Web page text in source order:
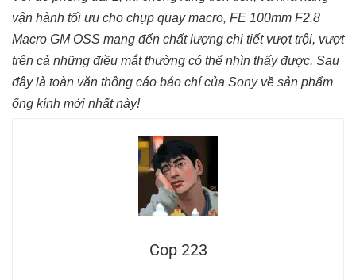
vận hành tối ưu cho chụp quay macro, FE 100mm F2.8
Macro GM OSS mang đến chất lượng chi tiết vượt trội, vượt
trên cả những điều mắt thường có thể nhìn thấy được. Sau
đây là toàn văn thông cáo báo chí của Sony về sản phẩm
ống kính mới nhất này!
Cop 223